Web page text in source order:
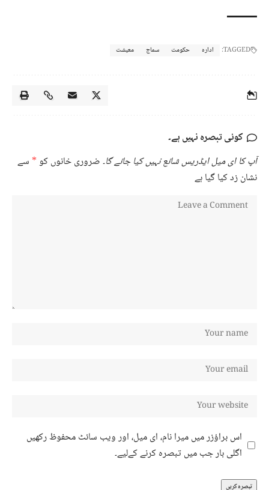
TAGGED: ادارہ حکومت سماج معیشت
کوئی تبصرہ نہیں ہے۔
آپ کا ای میل ایڈریس شائع نہیں کیا جائے گا۔ضروری خانوں کو* سے
نشان زد کیا گیا ہے
اس براؤزر میں میرا نام، ای میل، اور ویب سائٹ محفوظ رکھیں
اگلی بار جب میں تبصرہ کرنے کےلیے۔